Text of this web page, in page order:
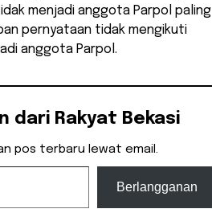
menjadi anggota Parpol paling
pernyataan tidak mengikuti
anggota Parpol.
dari Rakyat Bekasi
pos terbaru lewat email.
Berlangganan